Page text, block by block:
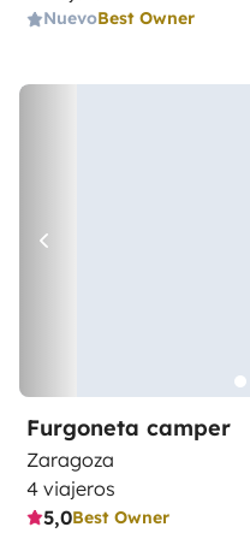
NuevoBest Owner
Furgoneta camper
Zaragoza
4 viajeros
5,0Best Owner